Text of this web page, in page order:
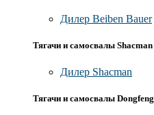
Дилер Beiben Bauer
Тягачи и самосвалы Shacman
Дилер Shacman
Тягачи и самосвалы Dongfeng